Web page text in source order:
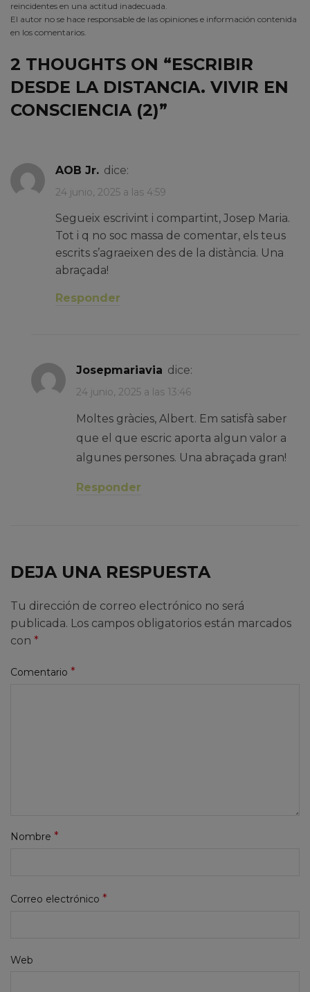
reincidentes en una actitud inadecuada.
El autor no se hace responsable de las opiniones e información contenida
en los comentarios.
2 THOUGHTS ON “ESCRIBIR
DESDE LA DISTANCIA. VIVIR EN
CONSCIENCIA (2)”
AOB Jr. dice:
24 junio, 2025 a las 4:59
Segueix escrivint i compartint, Josep Maria.
Tot i q no soc massa de comentar, els teus
escrits s’agraeixen des de la distància. Una
abraçada!
Responder
josepmariavia dice:
24 junio, 2025 a las 13:46
Moltes gràcies, Albert. Em satisfà saber
que el que escric aporta algun valor a
algunes persones. Una abraçada gran!
Responder
DEJA UNA RESPUESTA
Tu dirección de correo electrónico no será
publicada. Los campos obligatorios están marcados
con *
Comentario *
Nombre *
Correo electrónico *
Web